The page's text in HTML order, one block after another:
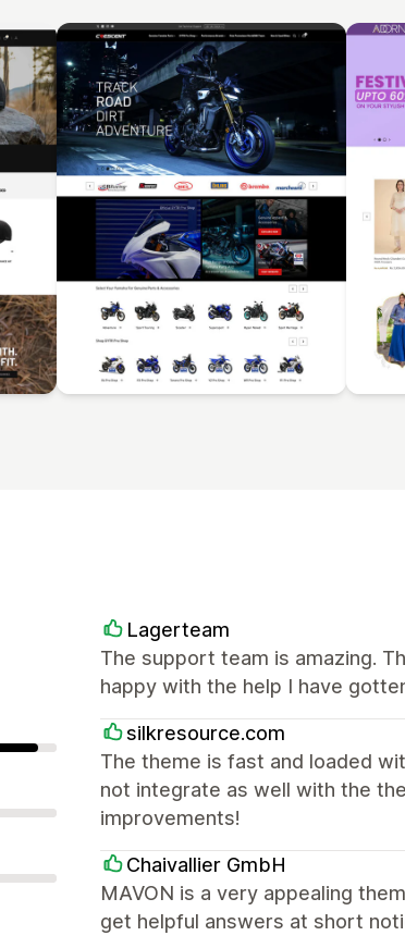
Lagerteam
The support team is amazing.
happy with the help I have
silkresource.com
The theme is fast and loaded
not integrate as well with the
improvements!
Chaivallier GmbH
MAVON is a very appealing
get helpful answers at short